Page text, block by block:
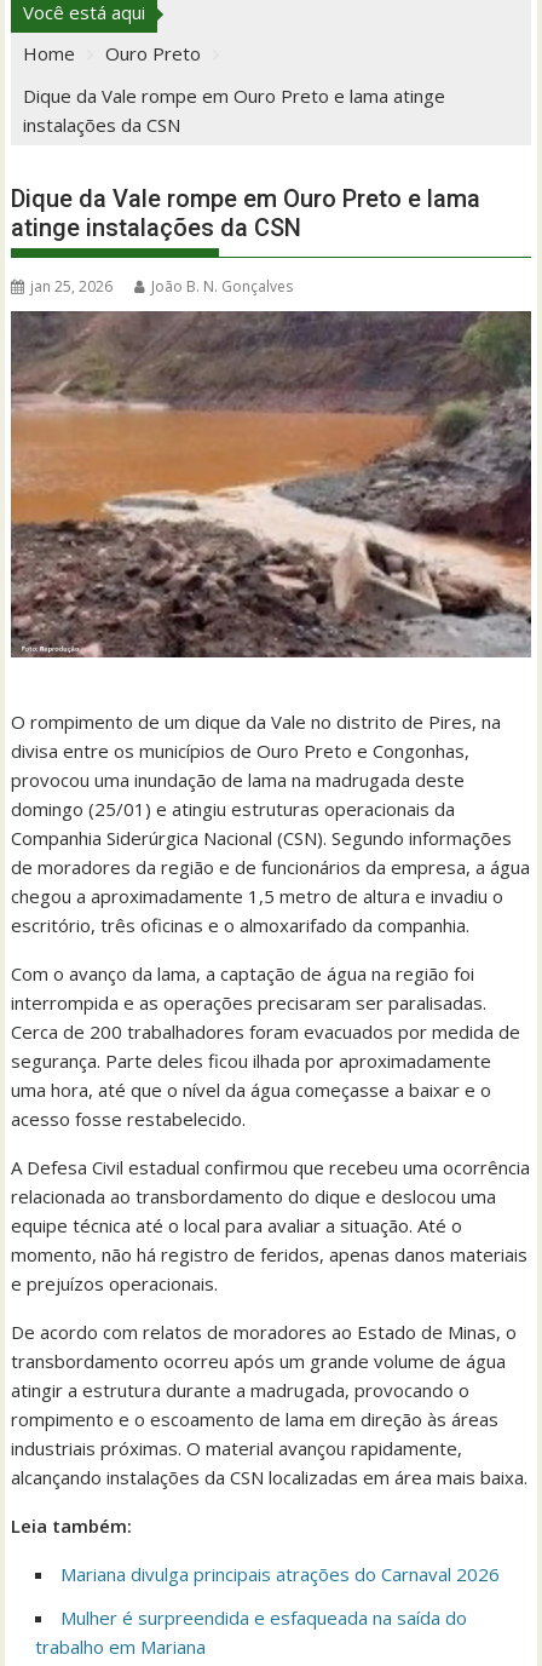
Você está aqui
Home
Ouro Preto
Dique da Vale rompe em Ouro Preto e lama atinge
instalações da CSN
Dique da Vale rompe em Ouro Preto e lama
atinge instalações da CSN
jan 25, 2026 João B. N. Gonçalves
O rompimento de um dique da Vale no distrito de Pires, na
divisa entre os municípios de Ouro Preto e Congonhas,
provocou uma inundação de lama na madrugada deste
domingo (25/01) e atingiu estruturas operacionais da
Companhia Siderúrgica Nacional (CSN). Segundo informações
de moradores da região e de funcionários da empresa, a água
chegou a aproximadamente 1,5 metro de altura e invadiu o
escritório, três oficinas e o almoxarifado da companhia.
Com o avanço da lama, a captação de água na região foi
interrompida e as operações precisaram ser paralisadas.
Cerca de 200 trabalhadores foram evacuados por medida de
segurança. Parte deles ficou ilhada por aproximadamente
uma hora, até que o nível da água começasse a baixar e o
acesso fosse restabelecido.
A Defesa Civil estadual confirmou que recebeu uma ocorrência
relacionada ao transbordamento do dique e deslocou uma
equipe técnica até o local para avaliar a situação. Até o
momento, não há registro de feridos, apenas danos materiais
e prejuízos operacionais.
De acordo com relatos de moradores ao Estado de Minas, o
transbordamento ocorreu após um grande volume de água
atingir a estrutura durante a madrugada, provocando o
rompimento e o escoamento de lama em direção às áreas
industriais próximas. O material avançou rapidamente,
alcançando instalações da CSN localizadas em área mais baixa.
Leia também:
Mariana divulga principais atrações do Carnaval 2026
Mulher é surpreendida e esfaqueada na saída do
trabalho em Mariana